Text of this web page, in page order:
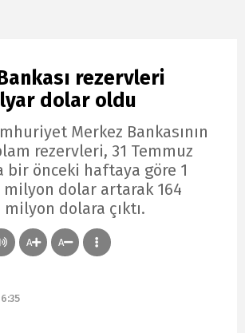
rezervleri
dolar oldu
Merkez Bankasının
rezervleri, 31 Temmuz
bir önceki haftaya göre 1
milyon dolar artarak 164
dolara çıktı.
A A